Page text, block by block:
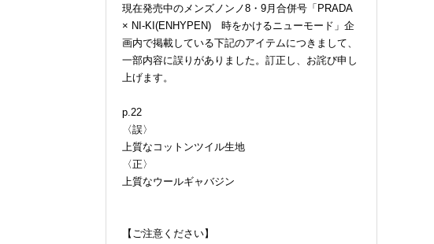
現在発売中のメンズノンノ8・9月合併号「PRADA
× NI-KI(ENHYPEN) 時をかけるニューモード」企
画内で掲載している下記のアイテムにつきまして、
一部内容に誤りがありました。訂正し、お詫び申し
上げます。
p.22
〈誤〉
上質なコットンツイル生地
〈正〉
上質なウールギャバジン
【ご注意ください】